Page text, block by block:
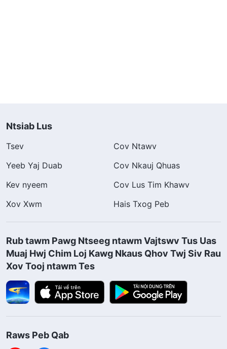
Ntsiab Lus
Tsev
Cov Ntawv
Yeeb Yaj Duab
Cov Nkauj Qhuas
Kev nyeem
Cov Lus Tim Khawv
Xov Xwm
Hais Txog Peb
Rub tawm Pawg Ntseeg ntawm Vajtswv Tus Uas
Muaj Hwj Chim Loj Kawg Nkaus Qhov Twj Siv Rau
Xov Tooj ntawm Tes
Raws Peb Qab